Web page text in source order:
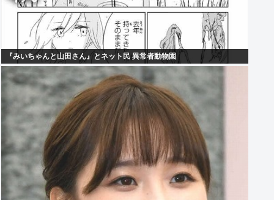
『みいちゃんと山田さん』とネット民 異常者動物園